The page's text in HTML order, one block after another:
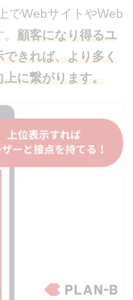
でWebサイトやWeb
顧客になり得るユ
きれば、より多く
に繋がります。